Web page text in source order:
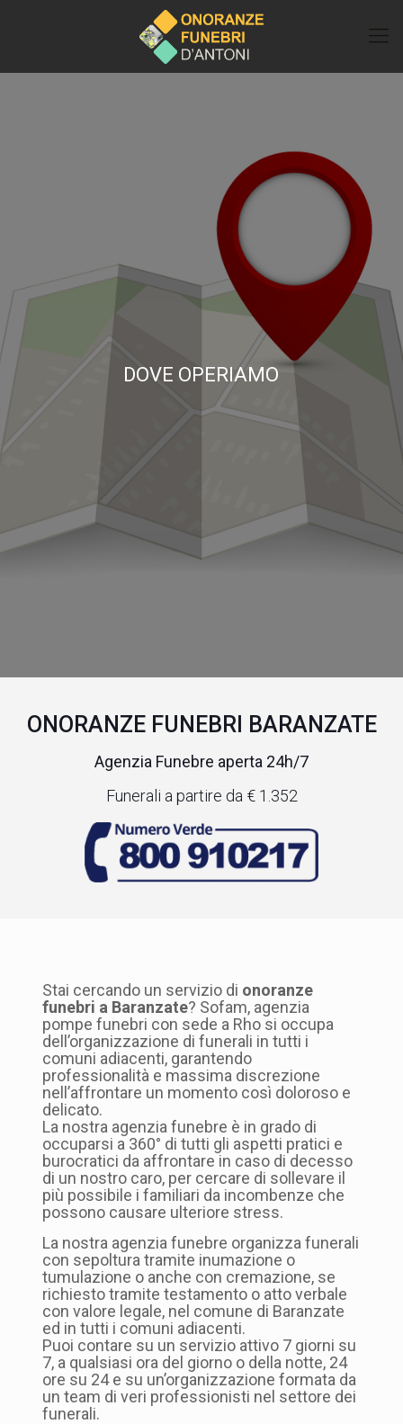
DOVE OPERIAMO
ONORANZE FUNEBRI BARANZATE
Agenzia Funebre aperta 24h/7
Funerali a partire da € 1.352
Stai cercando un servizio di onoranze
funebri a Baranzate? Sofam, agenzia
pompe funebri con sede a Rho si occupa
dell’organizzazione di funerali in tutti i
comuni adiacenti, garantendo
professionalità e massima discrezione
nell’affrontare un momento così doloroso e
delicato.
La nostra agenzia funebre è in grado di
occuparsi a 360° di tutti gli aspetti pratici e
burocratici da affrontare in caso di decesso
di un nostro caro, per cercare di sollevare il
più possibile i familiari da incombenze che
possono causare ulteriore stress.
La nostra agenzia funebre organizza funerali
con sepoltura tramite inumazione o
tumulazione o anche con cremazione, se
richiesto tramite testamento o atto verbale
con valore legale, nel comune di Baranzate
ed in tutti i comuni adiacenti.
Puoi contare su un servizio attivo 7 giorni su
7, a qualsiasi ora del giorno o della notte, 24
ore su 24 e su un’organizzazione formata da
un team di veri professionisti nel settore dei
funerali.